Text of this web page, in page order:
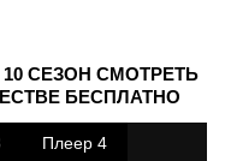
СЕЗОН СМОТРЕТЬ
БЕСПЛАТНО
Плеер 4